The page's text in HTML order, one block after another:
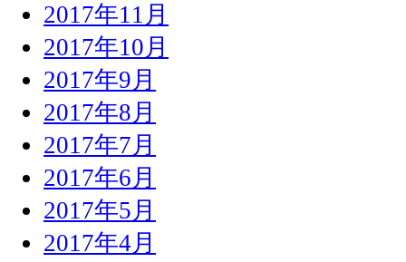
2017年11月
2017年10月
2017年9月
2017年8月
2017年7月
2017年6月
2017年5月
2017年4月